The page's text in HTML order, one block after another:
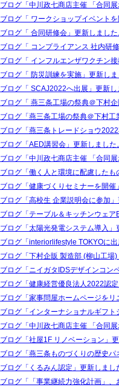
ブログ「中川政七商店主催 「合同
ブログ「 ワークショップイベントを
ブログ「 合同研修会」更新しました
ブログ「 コンプライアンス 社内研
ブログ「 インフルエンザワクチン接
ブログ「 防災訓練を実施」更新しま
ブログ「 SCAJ2022へ出展」更新し
ブログ「 燕三条工場の祭典＠下村企
ブログ「燕三条工場の祭典＠下村工
ブログ「燕三条トレードショウ2022
ブログ「AED講習会」更新しました。
ブログ「中川政七商店主催 「合同
ブログ「働く人と環境に配慮したも
ブログ「健康づくりセミナーを開催
ブログ「高校生 企業説明会に参加」
ブログ「テーブル＆キッチンウェア
ブログ「太陽光発電システム導入」
ブログ「interiorlifestyle TOKYOに出
ブログ「下村企販 製造部 (柳山工場)
ブログ「ニイガタIDSデザインコン
ブログ「健康経営優良法人2022認定
ブログ「家事問屋ホームページをリ
ブログ「インターナショナルギフト
ブログ「中川政七商店主催 「合同
ブログ「社屋1F リノベーション」更
ブログ「燕三条ものづくりの歴史パ
ブログ「くるみん認定」更新しまし
ブログ「「事業継続力強化計画」、